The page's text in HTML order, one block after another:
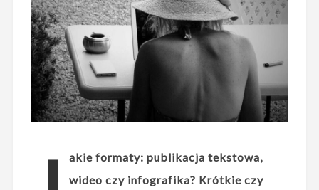
akie formaty: publikacja tekstowa,
wideo czy infografika? Krótkie czy